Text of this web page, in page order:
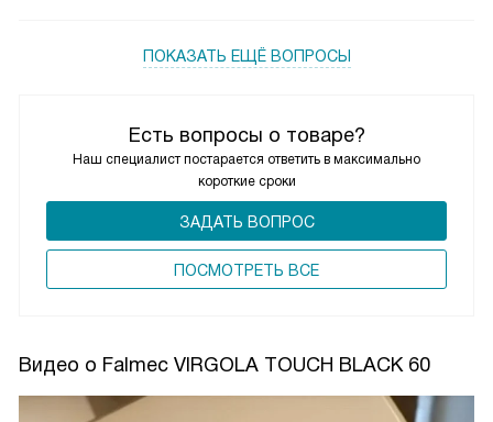
Есть вопросы о товаре?
Наш специалист постарается ответить в максимально
короткие сроки
ЗАДАТЬ ВОПРОС
ПОCМОТРЕТЬ ВСЕ
ПОКАЗАТЬ ЕЩЁ ВОПРОСЫ
Видео о Falmec VIRGOLA TOUCH BLACK 60